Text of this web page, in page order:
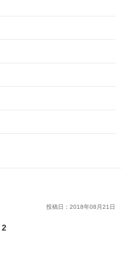
投稿日： 2018年08 月21 日
2